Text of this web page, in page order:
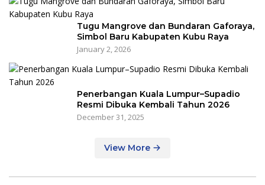
Tugu Mangrove dan Bundaran Gaforaya,
Simbol Baru Kabupaten Kubu Raya
January 2, 2026
Penerbangan Kuala Lumpur–Supadio
Resmi Dibuka Kembali Tahun 2026
December 31, 2025
View More